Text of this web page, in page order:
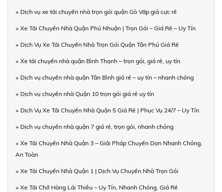
+ Dịch vụ xe tải chuyển nhà trọn gói quận Gò Vấp giá cực rẻ
+ Xe Tải Chuyển Nhà Quận Phú Nhuận | Trọn Gói – Giá Rẻ – Uy Tín
+ Dịch Vụ Xe Tải Chuyển Nhà Trọn Gói Quận Tân Phú Giá Rẻ
+ Xe tải chuyển nhà quận Bình Thạnh – trọn gói, giá rẻ, uy tín
+ Dịch vụ chuyển nhà quận Tân Bình giá rẻ – uy tín – nhanh chóng
+ Dịch vụ chuyển nhà Quận 10 trọn gói giá rẻ uy tín
+ Dịch Vụ Xe Tải Chuyển Nhà Quận 5 Giá Rẻ | Phục Vụ 24/7 – Uy Tín
+ Dịch vụ chuyển nhà quận 7 giá rẻ, trọn gói, nhanh chóng
+ Xe Tải Chuyển Nhà Quận 3 – Giải Pháp Chuyển Dọn Nhanh Chóng,
An Toàn
+ Xe Tải Chuyển Nhà Quận 1 | Dịch Vụ Chuyển Nhà Trọn Gói
+ Xe Tải Chở Hàng Lái Thiêu – Uy Tín, Nhanh Chóng, Giá Rẻ